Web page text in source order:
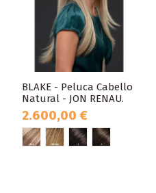
BLAKE - Peluca Cabello
Natural - JON RENAU.
2.600,00 €